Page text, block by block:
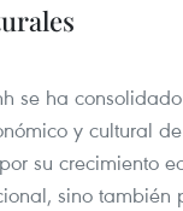
se ha
y cultural
su crecimiento
sino también